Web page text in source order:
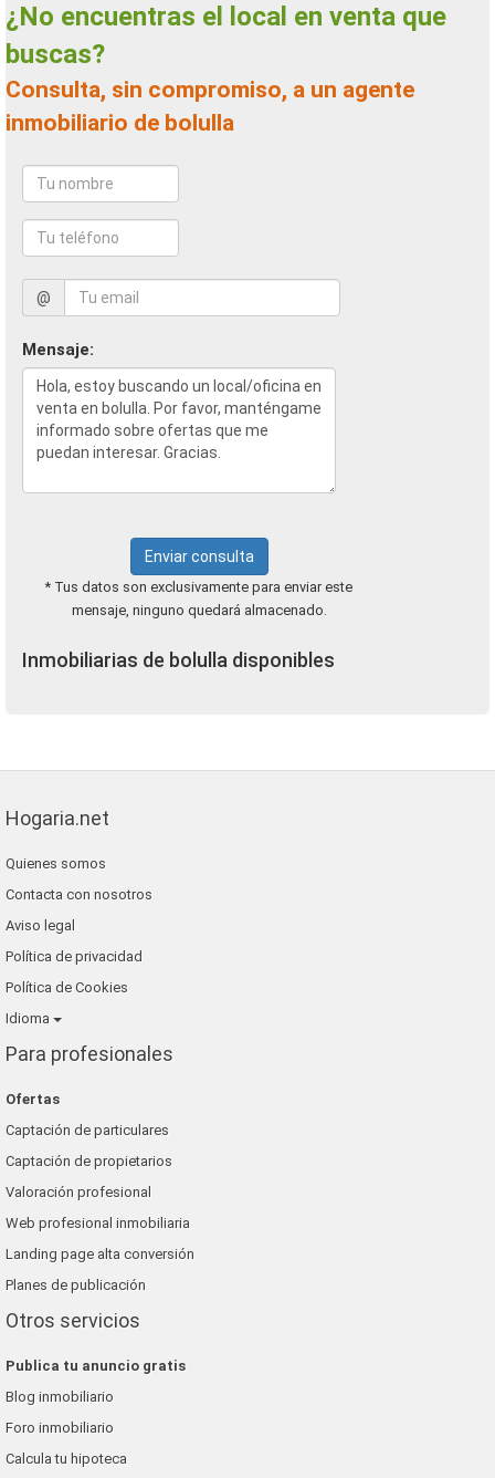
¿No encuentras el local en venta que
buscas?
Consulta, sin compromiso, a un agente
inmobiliario de bolulla
@
Mensaje:
Enviar consulta
* Tus datos son exclusivamente para enviar este
mensaje, ninguno quedará almacenado.
Inmobiliarias de bolulla disponibles
Hogaria.net
Quienes somos
Contacta con nosotros
Aviso legal
Política de privacidad
Política de Cookies
Idioma
Para profesionales
Ofertas
Captación de particulares
Captación de propietarios
Valoración profesional
Web profesional inmobiliaria
Landing page alta conversión
Planes de publicación
Otros servicios
Publica tu anuncio gratis
Blog inmobiliario
Foro inmobiliario
Calcula tu hipoteca